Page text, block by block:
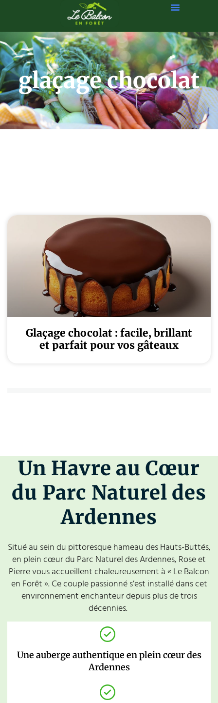
glaçage chocolat
Glaçage chocolat : facile, brillant
et parfait pour vos gâteaux
Un Havre au Cœur
du Parc Naturel des
Ardennes
Situé au sein du pittoresque hameau des Hauts-Buttés,
en plein cœur du Parc Naturel des Ardennes, Rose et
Pierre vous accueillent chaleureusement à « Le Balcon
en Forêt ». Ce couple passionné s’est installé dans cet
environnement enchanteur depuis plus de trois
décennies.
Une auberge authentique en plein cœur des
Ardennes